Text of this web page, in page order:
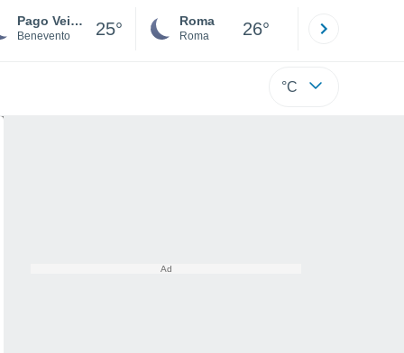
Pago Veiano
Benevento 25° Roma
Roma 26°
°C